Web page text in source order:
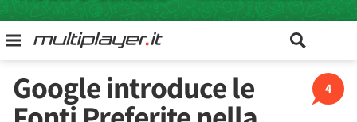
4
Google introduce le